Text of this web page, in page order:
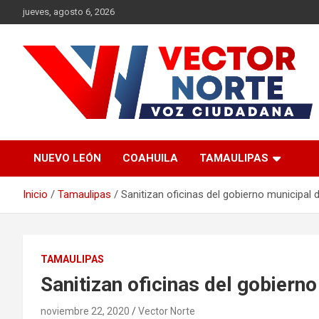
Saltar
al
jueves, agosto 6, 2026
Vector Norte
NUEVO LEÓN COAHUILA TAMAULIPAS
Inicio Tamaulipas Sanitizan oficinas del gobierno municipal
TAMAULIPAS
Sanitizan oficinas del
noviembre 22, 2020 Vector Norte